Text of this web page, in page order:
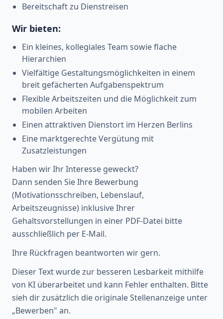
Bereitschaft zu Dienstreisen
Wir bieten:
Ein kleines, kollegiales Team sowie flache
Hierarchien
Vielfältige Gestaltungsmöglichkeiten in einem
breit gefächerten Aufgabenspektrum
Flexible Arbeitszeiten und die Möglichkeit zum
mobilen Arbeiten
Einen attraktiven Dienstort im Herzen Berlins
Eine marktgerechte Vergütung mit
Zusatzleistungen
Haben wir Ihr Interesse geweckt?
Dann senden Sie Ihre Bewerbung
(Motivationsschreiben, Lebenslauf,
Arbeitszeugnisse) inklusive Ihrer
Gehaltsvorstellungen in einer PDF-Datei bitte
ausschließlich per E-Mail.
Ihre Rückfragen beantworten wir gern.
Dieser Text wurde zur besseren Lesbarkeit mithilfe
von KI überarbeitet und kann Fehler enthalten. Bitte
sieh dir zusätzlich die originale Stellenanzeige unter
„Bewerben" an.